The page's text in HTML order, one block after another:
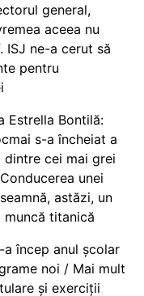
general,
aceea nu
ISJ ne-a cerut să
pentru
Estrella Bontilă:
s-a încheiat a
cei mai grei
unei
astăzi, un
muncă titanică
a încep anul școlar
noi / Mai mult
și exerciții